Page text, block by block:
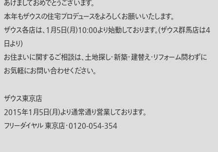
あけましておめでとうございます。
本年もザウスの住宅プロデュースをよろしくお願いいたします。
ザウス各店は、1月5日(月)10:00より始動しております。(ザウス群馬店は4
日より)
お住まいに関するご相談は、土地探し・新築・建替え・リフォーム問わずに
お気軽にお問い合わせください。
ザウス東京店
2015年1月5日(月)より通常通り営業しております。
フリーダイヤル 東京店・0120-054-354